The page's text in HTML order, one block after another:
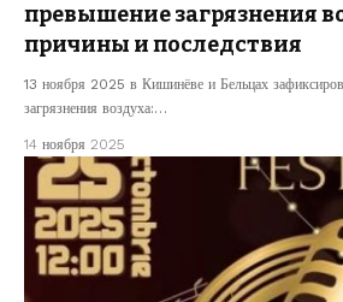
превышение загрязнения
причины и последствия
13 ноября 2025 в Кишинёве и Бельцах
загрязнения воздуха:…
14 ноября 2025